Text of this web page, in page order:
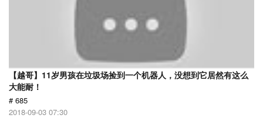
【越哥】11岁男孩在垃圾场捡到一个机器人，没想到它居然有这么
大能耐！
# 685
2018-09-03 07:30